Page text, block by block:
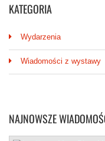
KATEGORIA
Wydarzenia
Wiadomości z wystawy
NAJNOWSZE